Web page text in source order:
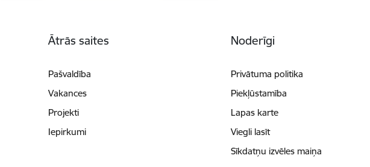
Ātrās saites
Pašvaldība
Vakances
Projekti
Iepirkumi
Noderīgi
Privātuma politika
Piekļūstamība
Lapas karte
Viegli lasīt
Sīkdatņu izvēles maiņa